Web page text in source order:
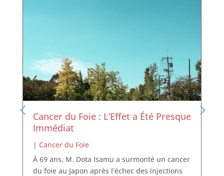
Cancer du Foie : L’Effet a Été Presque
Immédiat
| Cancer du Foie
À 69 ans, M. Dota Isamu a surmonté un cancer
du foie au Japon après l'échec des injections